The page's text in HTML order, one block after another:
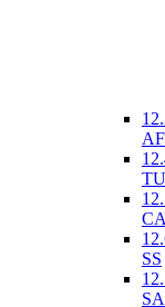
SS
SA